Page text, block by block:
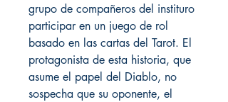
grupo de compañeros del instituro
participar en un juego de rol
basado en las cartas del Tarot. El
protagonista de esta historia, que
asume el papel del Diablo, no
sospecha que su oponente, el